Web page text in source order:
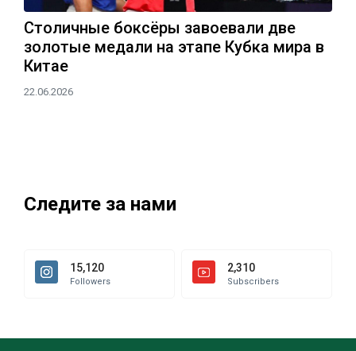
Столичные боксёры завоевали две
золотые медали на этапе Кубка мира в
Китае
22.06.2026
Следите за нами
15,120
Followers
2,310
Subscribers